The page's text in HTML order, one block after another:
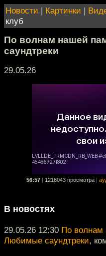
Новости | Картинки |
клуб
По волнам нашей
саундтреки
29.05.26
56:57 1218043 просмотра
В новостях
29.05.26 12:30 По
Любимые саундтреки,